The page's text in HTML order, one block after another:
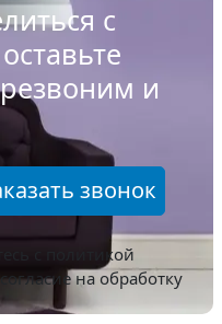
с
и
звонок
с
политикой
на обработку